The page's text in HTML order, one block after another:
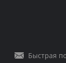
Быстрая